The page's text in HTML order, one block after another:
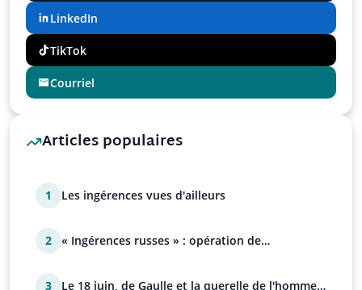
LinkedIn
TikTok
Courriel
Articles populaires
1 Les ingérences vues d'ailleurs
2
« Ingérences russes » : opération de
3
Le 18 juin, de Gaulle et la querelle de l'homme